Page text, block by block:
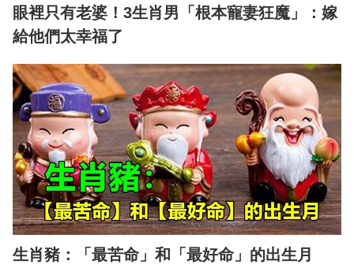
眼裡只有老婆！3生肖男「根本寵妻狂魔」：嫁
給他們太幸福了
生肖豬：「最苦命」和「最好命」的出生月